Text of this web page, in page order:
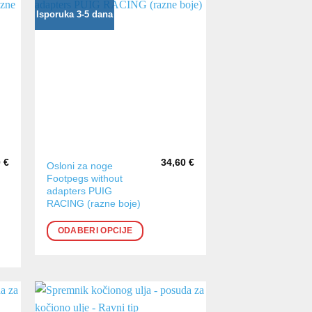
€
Isporuka 3-5 dana
Osloni za noge
Footpegs without
adapters PUIG
RACING (razne boje)
34,60 €
ODABERI OPCIJE
Ovaj
proizvod
ima
varijanti.
odabrati
na